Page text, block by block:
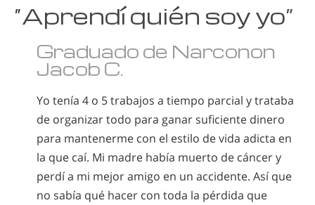
“Aprendí quién soy yo”
Graduado de Narconon
Jacob C.
Yo tenía 4 o 5 trabajos a tiempo parcial y trataba
de organizar todo para ganar suficiente dinero
para mantenerme con el estilo de vida adicta en
la que caí. Mi madre había muerto de cáncer y
perdí a mi mejor amigo en un accidente. Así que
no sabía qué hacer con toda la pérdida que